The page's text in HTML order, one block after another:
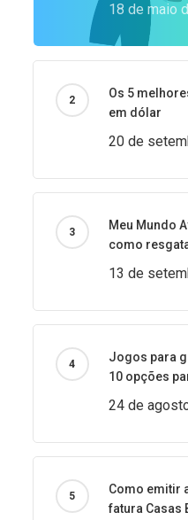
18 de maio
Os 5
em dólar
20 de
Meu Mundo
como
13 de
Jogos para
10 opções
24 de
Como emitir
fatura Casas